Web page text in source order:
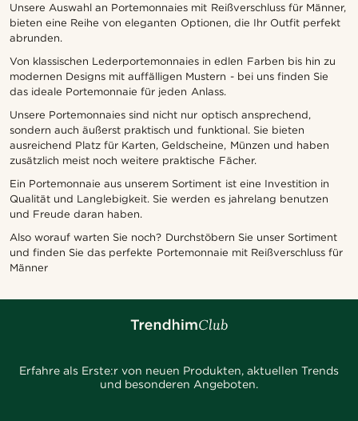
Unsere Auswahl an Portemonnaies mit Reißverschluss für Männer,
bieten eine Reihe von eleganten Optionen, die Ihr Outfit perfekt
abrunden.
Von klassischen Lederportemonnaies in edlen Farben bis hin zu
modernen Designs mit auffälligen Mustern - bei uns finden Sie
das ideale Portemonnaie für jeden Anlass.
Unsere Portemonnaies sind nicht nur optisch ansprechend,
sondern auch äußerst praktisch und funktional. Sie bieten
ausreichend Platz für Karten, Geldscheine, Münzen und haben
zusätzlich meist noch weitere praktische Fächer.
Ein Portemonnaie aus unserem Sortiment ist eine Investition in
Qualität und Langlebigkeit. Sie werden es jahrelang benutzen
und Freude daran haben.
Also worauf warten Sie noch? Durchstöbern Sie unser Sortiment
und finden Sie das perfekte Portemonnaie mit Reißverschluss für
Männer
Erfahre als Erste:r von neuen Produkten, aktuellen Trends
und besonderen Angeboten.